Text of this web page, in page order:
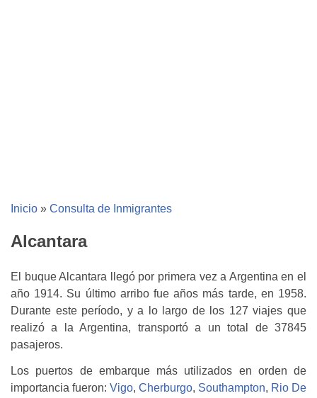
Inicio » Consulta de Inmigrantes
Alcantara
El buque Alcantara llegó por primera vez a Argentina en el
año 1914. Su último arribo fue años más tarde, en 1958.
Durante este período, y a lo largo de los 127 viajes que
realizó a la Argentina, transportó a un total de 37845
pasajeros.
Los puertos de embarque más utilizados en orden de
importancia fueron: Vigo, Cherburgo, Southampton, Rio De